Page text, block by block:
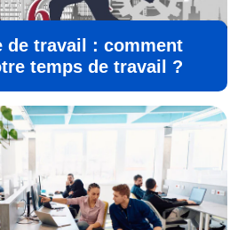
de travail : comment
temps de travail ?